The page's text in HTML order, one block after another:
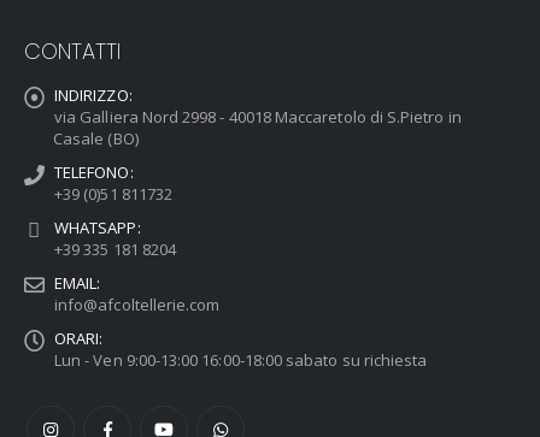
CONTATTI
INDIRIZZO:
via Galliera Nord 2998 - 40018 Maccaretolo di S.Pietro in
Casale (BO)
TELEFONO:
+39 (0)51 811732
WHATSAPP:
+39 335 181 8204
EMAIL:
info@afcoltellerie.com
ORARI:
Lun - Ven 9:00-13:00 16:00-18:00 sabato su richiesta